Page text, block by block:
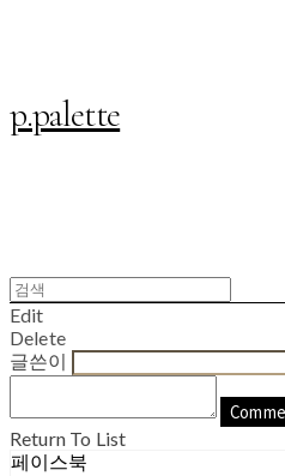
p.palette
Edit
Delete
글쓴이
Return To List
페이스북